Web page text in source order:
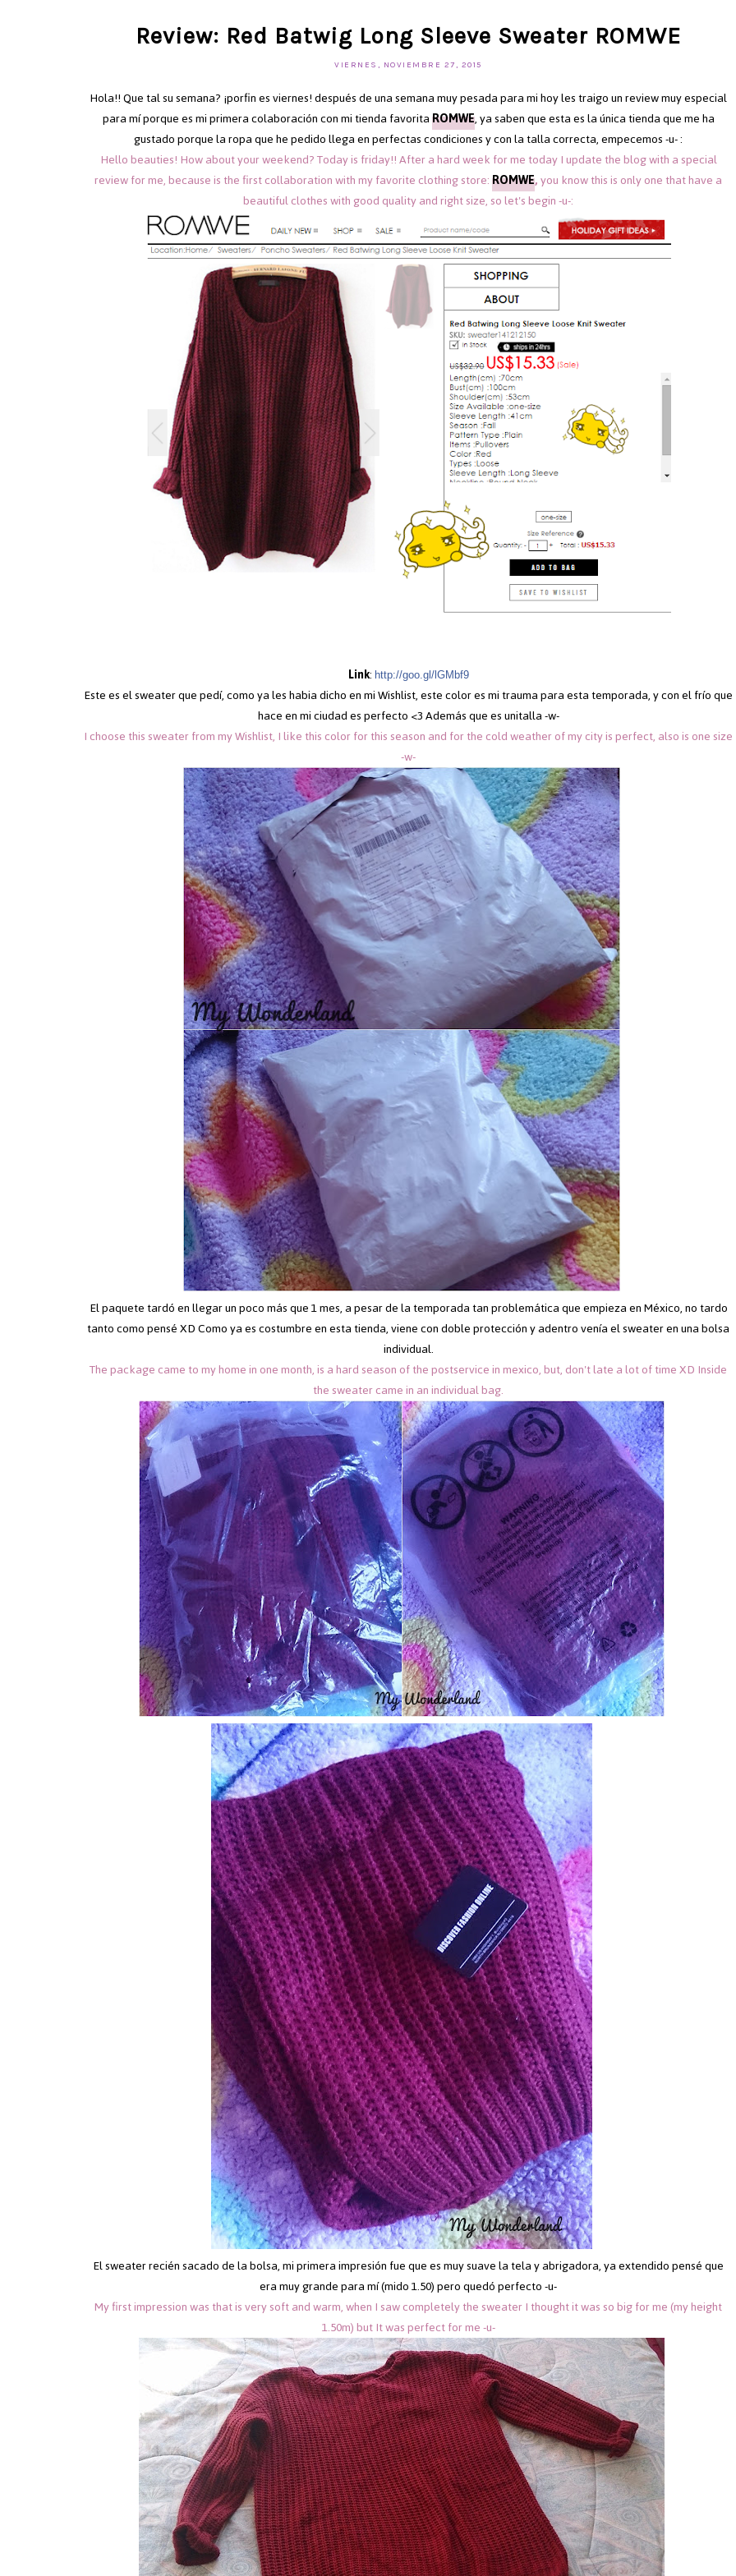
Review: Red Batwig Long Sleeve Sweater ROMWE
VIERNES, NOVIEMBRE 27, 2015
Hola!! Que tal su semana? ¡porfin es viernes! después de una semana muy pesada para mi hoy les traigo un review muy especial
para mí porque es mi primera colaboración con mi tienda favoritaROMWE, ya saben que esta es la única tienda que me ha
gustado porque la ropa que he pedido llega en perfectas condiciones y con la talla correcta, empecemos -u- :
Hello beauties! How about your weekend? Today is friday!! After a hard week for me today I update the blog with a special
review for me, because is the first collaboration with my favorite clothing store:ROMWE,you know this is only one that have a
beautiful clothes with good quality and right size, so let's begin -u-:
Link: http://goo.gl/lGMbf9
Este es el sweater que pedí, como ya les habia dicho en mi Wishlist, este color es mi trauma para esta temporada, y con el frío que
hace en mi ciudad es perfecto <3 Además que es unitalla -w-
I choose this sweater from my Wishlist, I like this color for this season and for the cold weather of my city is perfect, also is one size
-w-
El paquete tardó en llegar un poco más que 1 mes, a pesar de la temporada tan problemática que empieza en México, no tardo
tanto como pensé XD Como ya es costumbre en esta tienda, viene con doble protección y adentro venía el sweater en una bolsa
individual.
The package came to my home in one month, is a hard season of the postservice in mexico, but, don't late a lot of time XD Inside
the sweater came in an individual bag.
El sweater recién sacado de la bolsa, mi primera impresión fue que es muy suave la tela y abrigadora, ya extendido pensé que
era muy grande para mí (mido 1.50) pero quedó perfecto -u-
My first impression was that is very soft and warm, when I saw completely the sweater I thought it was so big for me (my height
1.50m) but It was perfect for me -u-